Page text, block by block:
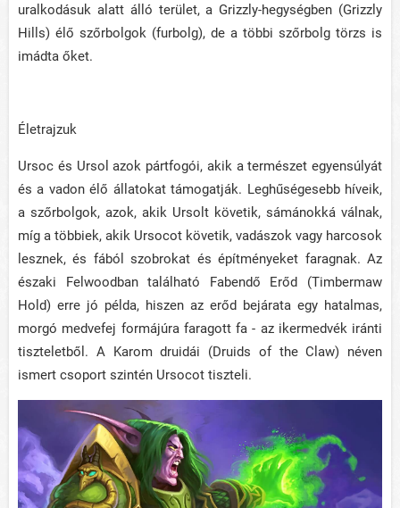
uralkodásuk alatt álló terület, a Grizzly-hegységben (Grizzly
Hills) élő szőrbolgok (furbolg), de a többi szőrbolg törzs is
imádta őket.
Életrajzuk
Ursoc és Ursol azok pártfogói, akik a természet egyensúlyát
és a vadon élő állatokat támogatják. Leghűségesebb híveik,
a szőrbolgok, azok, akik Ursolt követik, sámánokká válnak,
míg a többiek, akik Ursocot követik, vadászok vagy harcosok
lesznek, és fából szobrokat és építményeket faragnak. Az
északi Felwoodban található Fabendő Erőd (Timbermaw
Hold) erre jó példa, hiszen az erőd bejárata egy hatalmas,
morgó medvefej formájúra faragott fa - az ikermedvék iránti
tiszteletből. A Karom druidái (Druids of the Claw) néven
ismert csoport szintén Ursocot tiszteli.